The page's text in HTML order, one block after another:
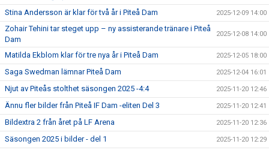
Stina Andersson är klar för två år i Piteå Dam 2025-12-09 14:00
Zohair Tehini tar steget upp – ny assisterande tränare i Piteå
Dam
2025-12-08 14:00
Matilda Ekblom klar för tre nya år i Piteå Dam 2025-12-05 18:00
Saga Swedman lämnar Piteå Dam 2025-12-04 16:01
Njut av Piteås stolthet säsongen 2025 -4:4 2025-11-20 12:46
Ännu fler bilder från Piteå IF Dam -eliten Del 3 2025-11-20 12:41
Bildextra 2 från året på LF Arena 2025-11-20 12:36
Säsongen 2025 i bilder - del 1 2025-11-20 12:29